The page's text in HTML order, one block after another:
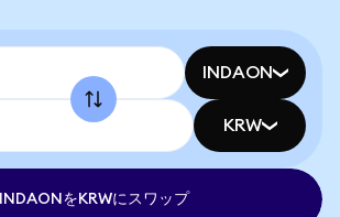
INDAON
KRW
INDAONをKRWにスワップ